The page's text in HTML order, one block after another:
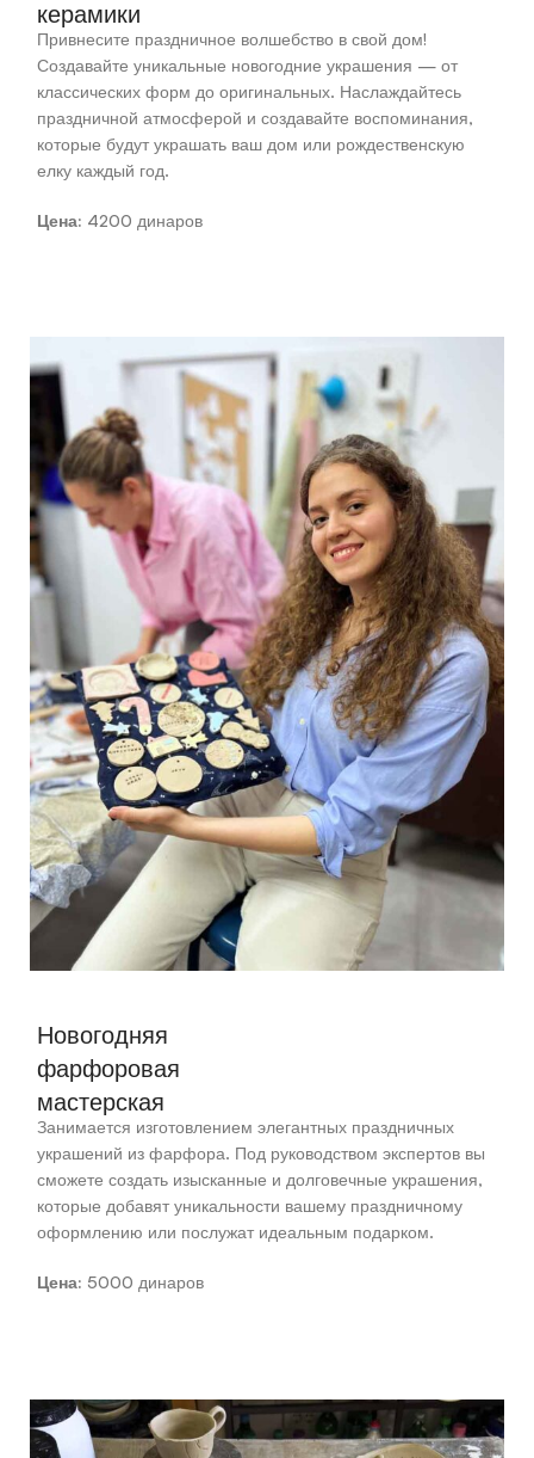
керамики
Привнесите праздничное волшебство в свой дом!
Создавайте уникальные новогодние украшения — от
классических форм до оригинальных. Наслаждайтесь
праздничной атмосферой и создавайте воспоминания,
которые будут украшать ваш дом или рождественскую
елку каждый год.
Цена: 4200 динаров
Новогодняя
фарфоровая
мастерская
Занимается изготовлением элегантных праздничных
украшений из фарфора. Под руководством экспертов вы
сможете создать изысканные и долговечные украшения,
которые добавят уникальности вашему праздничному
оформлению или послужат идеальным подарком.
Цена: 5000 динаров